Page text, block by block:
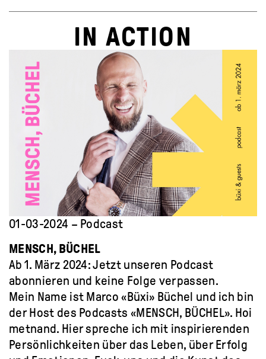
IN ACTION
01-03-2024 – Podcast
MENSCH, BÜCHEL
Ab 1. März 2024: Jetzt unseren Podcast
abonnieren und keine Folge verpassen.
Mein Name ist Marco «Büxi» Büchel und ich bin
der Host des Podcasts «MENSCH, BÜCHEL». Hoi
metnand. Hier spreche ich mit inspirierenden
Persönlichkeiten über das Leben, über Erfolg